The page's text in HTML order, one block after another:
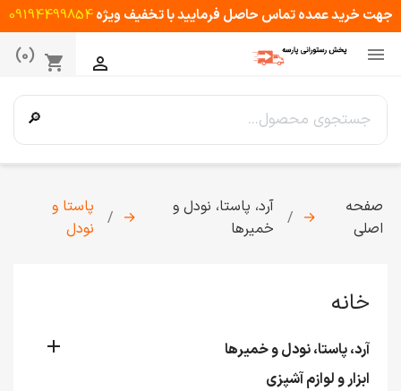
جهت خرید عمده تماس حاصل فرمایید با تخفیف ویژه09194499854

shopping_cart
(0) 
🔎
صفحه
اصلی
→
آرد، پاستا، نودل و
خمیرها
→
پاستا و
نودل
خانه
آرد، پاستا، نودل و خمیرها

ابزار و لوازم آشپزی